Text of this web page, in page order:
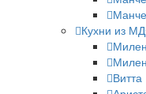
Кухни из
Витта